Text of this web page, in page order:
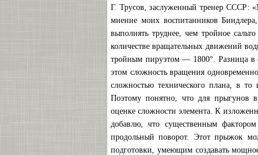
Г. Трусов, заслуженный тренер СССР:
мнение моих воспитанников
выполнять труднее, чем тройное
количестве вращательных движений
тройным пируэтом — 1800°. Разница в
этом сложность вращения
сложностью технического плана, в то
Поэтому понятно, что для прыгунов
оценке сложности элемента. К
добавлю, что существенным
продольный поворот. Этот прыжок
подготовки, умеющим создавать